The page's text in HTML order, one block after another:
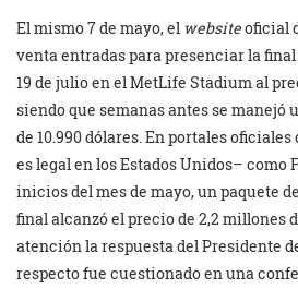
El mismo 7 de mayo, el websiteoficial
venta entradas para presenciar la
19 de julio en el MetLife Stadium al
siendo que semanas antes se
de 10.990 dólares. En portales
es legal en los Estados Unidos– como
inicios del mes de mayo, un paquete
final alcanzó el precio de 2,2 millones
atención la respuesta del Presidente
respecto fue cuestionado en una